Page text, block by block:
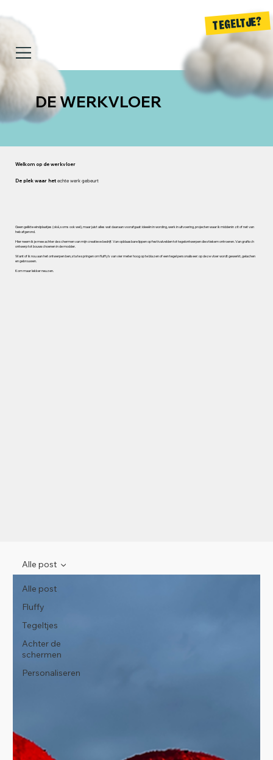
TEGELTJE?
Welkom op de werkvloer
De plek waar het echte werk gebeurt
Geen gelikte eindplaatjes (oké, soms ook wel), maar juist alles wat daaraan voorafgaat: ideeën in wording, werk in uitvoering, projecten waar ik middenin zit of net van
heb afgerond.
Hier neem ik je mee achter de schermen van mijn creatieve bedrijf. Van opblaasbare lippen op festivalvelden tot tegelontwerpen die stiekem ontroeren. Van grafisch
ontwerp tot bouwschoenen in de modder.
Want of ik nou aan het ontwerpen ben, sta te springen om fluffy’s van vier meter hoog op te blazen of een tegel personaliseer: op deze vloer wordt gewerkt, gelachen
en gebrouwen.
Kom maar lekker neuzen.
DE WERKVLOER
Alle post
Fluffy
Tegeltjes
Achter de
schermen
Personaliseren
Alle post